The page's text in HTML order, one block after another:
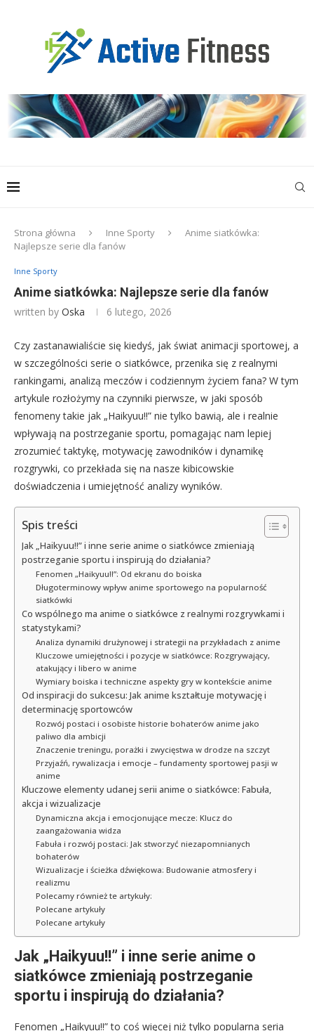
Strona główna Inne Sporty
Anime siatkówka:
Najlepsze serie dla fanów
Inne Sporty
Anime siatkówka: Najlepsze serie dla fanów
written by Oska 6 lutego, 2026
Czy zastanawialiście się kiedyś, jak świat animacji sportowej, a
w szczególności serie o siatkówce, przenika się z realnymi
rankingami, analizą meczów i codziennym życiem fana? W tym
artykule rozłożymy na czynniki pierwsze, w jaki sposób
fenomeny takie jak „Haikyuu!!” nie tylko bawią, ale i realnie
wpływają na postrzeganie sportu, pomagając nam lepiej
zrozumieć taktykę, motywację zawodników i dynamikę
rozgrywki, co przekłada się na nasze kibicowskie
doświadczenia i umiejętność analizy wyników.
Spis treści
Jak „Haikyuu!!” i inne serie anime o siatkówce zmieniają
postrzeganie sportu i inspirują do działania?
Fenomen „Haikyuu!!”: Od ekranu do boiska
Długoterminowy wpływ anime sportowego na popularność
siatkówki
Co wspólnego ma anime o siatkówce z realnymi rozgrywkami i
statystykami?
Analiza dynamiki drużynowej i strategii na przykładach z anime
Kluczowe umiejętności i pozycje w siatkówce: Rozgrywający,
atakujący i libero w anime
Wymiary boiska i techniczne aspekty gry w kontekście anime
Od inspiracji do sukcesu: Jak anime kształtuje motywację i
determinację sportowców
Rozwój postaci i osobiste historie bohaterów anime jako
paliwo dla ambicji
Znaczenie treningu, porażki i zwycięstwa w drodze na szczyt
Przyjaźń, rywalizacja i emocje – fundamenty sportowej pasji w
anime
Kluczowe elementy udanej serii anime o siatkówce: Fabuła,
akcja i wizualizacje
Dynamiczna akcja i emocjonujące mecze: Klucz do
zaangażowania widza
Fabuła i rozwój postaci: Jak stworzyć niezapomnianych
bohaterów
Wizualizacje i ścieżka dźwiękowa: Budowanie atmosfery i
realizmu
Polecamy również te artykuły:
Polecane artykuły
Polecane artykuły
Jak „Haikyuu!!” i inne serie anime o
siatkówce zmieniają postrzeganie
sportu i inspirują do działania?
Fenomen „Haikyuu!!” to coś więcej niż tylko popularna seria